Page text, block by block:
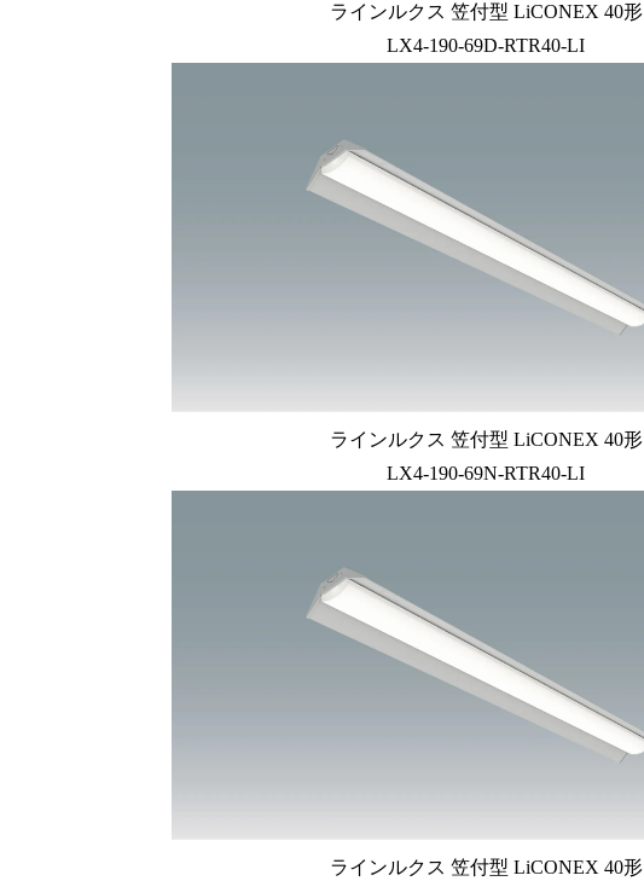
ラインルクス 笠付型 LiCONEX 40形
LX4-190-69D-RTR40-LI
ラインルクス 笠付型 LiCONEX 40形
LX4-190-69N-RTR40-LI
ラインルクス 笠付型 LiCONEX 40形